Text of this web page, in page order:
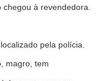
à revendedora.
pela polícia.
magro, tem